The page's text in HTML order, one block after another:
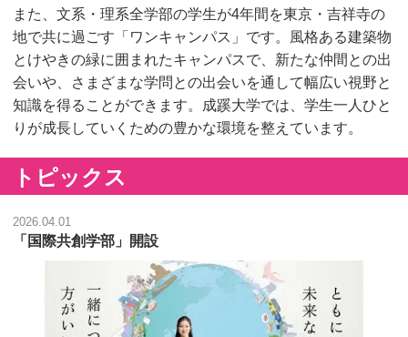
また、文系・理系全学部の学生が4年間を東京・吉祥寺の
地で共に過ごす「ワンキャンパス」です。風格ある建築物
とけやきの緑に囲まれたキャンパスで、新たな仲間との出
会いや、さまざまな学問との出会いを通して幅広い視野と
知識を得ることができます。成蹊大学では、学生一人ひと
りが成長していくための豊かな環境を整えています。
トピックス
2026.04.01
「国際共創学部」開設